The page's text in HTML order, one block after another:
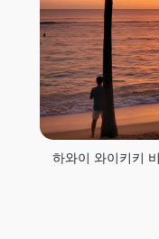
하와이 와이키키